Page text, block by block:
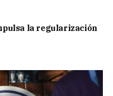
la regularización